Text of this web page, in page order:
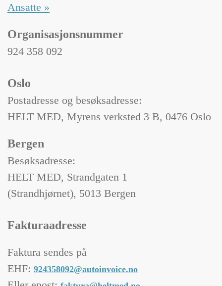
Ansatte »
Organisasjonsnummer
924 358 092
Oslo
Postadresse og besøksadresse:
HELT MED, Myrens verksted 3 B, 0476 Oslo
Bergen
Besøksadresse:
HELT MED, Strandgaten 1
(Strandhjørnet), 5013 Bergen
Fakturaadresse
Faktura sendes på
EHF: 924358092@autoinvoice.no